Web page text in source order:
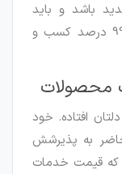
باشد و باید
تفاوت اش را باید ببیند. در صورتی که 99 درصد کسب و
محصولات
افتاده. خود
به پذیرشش
که قیمت خدمات